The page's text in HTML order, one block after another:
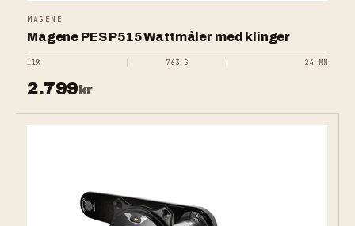
MAGENE
Magene PES P515 Wattmåler med klinger
±1% 763 G 24 MM
2.799kr